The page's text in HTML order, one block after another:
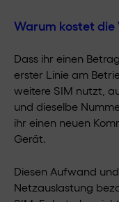
Warum kostet die
Dass ihr einen
erster Linie am
weitere SIM nutzt,
und dieselbe
ihr einen neuen
Gerät.
Diesen Aufwand
Netzauslastung